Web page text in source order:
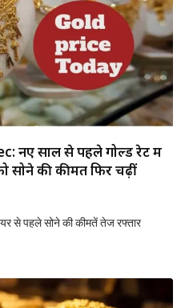
नए साल से पहले गोल्ड रेट में
सोने की कीमतें फिर चढ़ीं
से पहले सोने की कीमतें तेज रफ्तार